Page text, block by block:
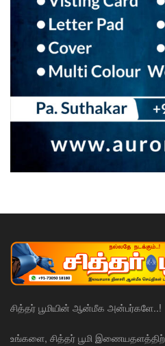
சித்தர் பூமியின் ஆன்மீக அன்பர்களே..!
உங்களை, சித்தர் பூமி